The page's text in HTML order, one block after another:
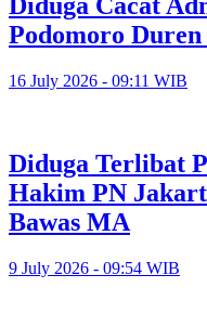
Podomoro
16 July 2026 - 09:11 WIB
Diduga Terlibat
Hakim PN
Bawas MA
9 July 2026 - 09:54 WIB